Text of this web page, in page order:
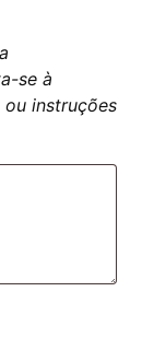
se à
instruções